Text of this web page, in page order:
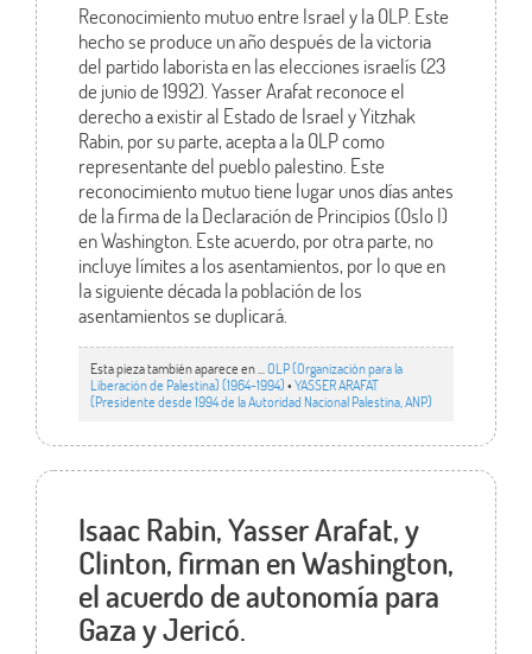
Reconocimiento mutuo entre Israel y la OLP. Este
hecho se produce un año después de la victoria
del partido laborista en las elecciones israelís (23
de junio de 1992). Yasser Arafat reconoce el
derecho a existir al Estado de Israel y Yitzhak
Rabin, por su parte, acepta a la OLP como
representante del pueblo palestino. Este
reconocimiento mutuo tiene lugar unos días antes
de la firma de la Declaración de Principios (Oslo I)
en Washington. Este acuerdo, por otra parte, no
incluye límites a los asentamientos, por lo que en
la siguiente década la población de los
asentamientos se duplicará.
Esta pieza también aparece en ... OLP (Organización para la
Liberación de Palestina) (1964-1994)•YASSER ARAFAT
(Presidente desde 1994 de la Autoridad Nacional Palestina, ANP)
Isaac Rabin, Yasser Arafat, y
Clinton, firman en Washington,
el acuerdo de autonomía para
Gaza y Jericó.